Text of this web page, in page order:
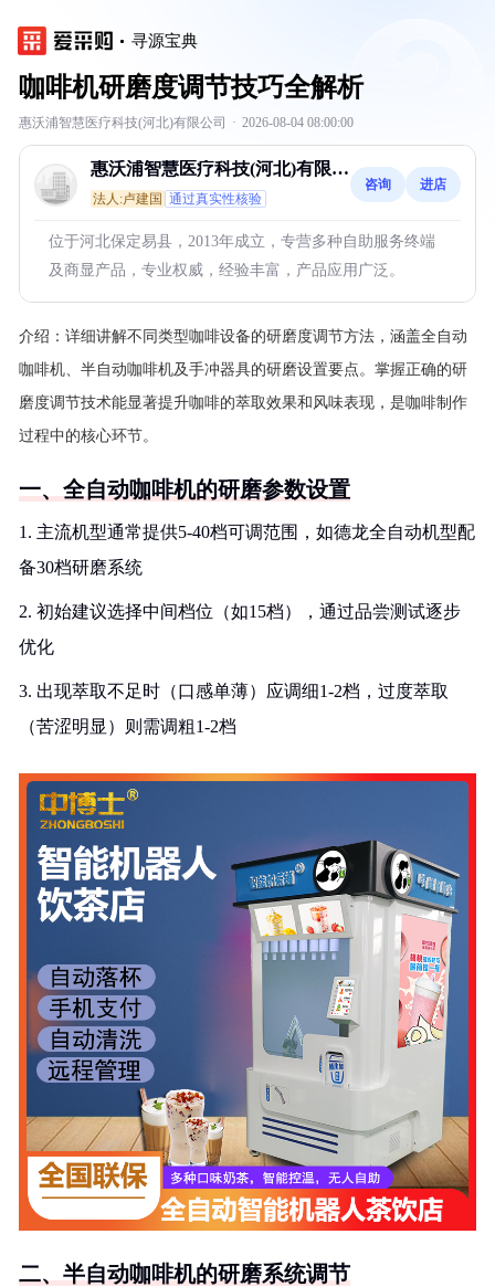
寻源宝典
咖啡机研磨度调节技巧全解析
惠沃浦智慧医疗科技(河北)有限公司 · 2026-08-04 08:00:00
惠沃浦智慧医疗科技(河北)有限公
司
法人:卢建国 通过真实性核验
咨询 进店
位于河北保定易县，2013年成立，专营多种自助服务终端
及商显产品，专业权威，经验丰富，产品应用广泛。
介绍： 详细讲解不同类型咖啡设备的研磨度调节方法，涵盖全自动
咖啡机、半自动咖啡机及手冲器具的研磨设置要点。掌握正确的研
磨度调节技术能显著提升咖啡的萃取效果和风味表现，是咖啡制作
过程中的核心环节。
一、全自动咖啡机的研磨参数设置
1. 主流机型通常提供5-40档可调范围，如德龙全自动机型配
备30档研磨系统
2. 初始建议选择中间档位（如15档），通过品尝测试逐步
优化
3. 出现萃取不足时（口感单薄）应调细1-2档，过度萃取
（苦涩明显）则需调粗1-2档
二、半自动咖啡机的研磨系统调节